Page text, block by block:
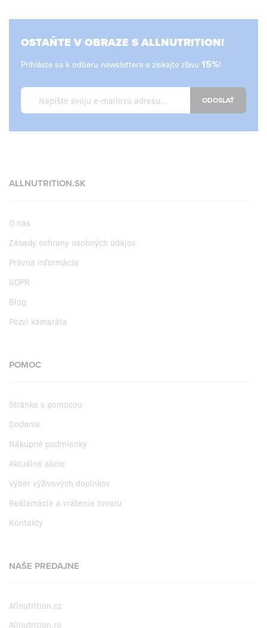
OSTAŇTE V OBRAZE S ALLNUTRITION!
Prihláste sa k odberu newslettera a získajte zľavu 15%!
ODOSLAŤ
ALLNUTRITION.SK
O nás
Zásady ochrany osobných údajov
Právna informácia
GDPR
Blog
Pozvi kamaráta
POMOC
Stránka s pomocou
Dodanie
Nákupné podmienky
Aktuálne akcie
Výber výživových doplnkov
Reklamácie a vrátenie tovaru
Kontakty
NAŠE PREDAJNE
Allnutrition.cz
Allnutrition.ro